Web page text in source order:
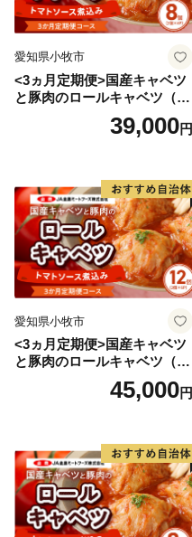
愛知県小牧市
<3ヵ月定期便>国産キャベツ
と豚肉のロールキャベツ（4P
39,000円
愛知県小牧市
<3ヵ月定期便>国産キャベツ
と豚肉のロールキャベツ（6P
45,000円